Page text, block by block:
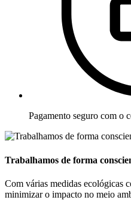
Pagamento seguro com o
Trabalhamos de forma
Com várias medidas ecológicas
minimizar o impacto no meio